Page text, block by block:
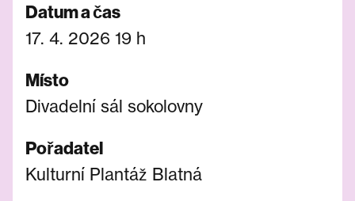
Datum a čas
17. 4. 2026 19 h
Místo
Divadelní sál sokolovny
Pořadatel
Kulturní Plantáž Blatná